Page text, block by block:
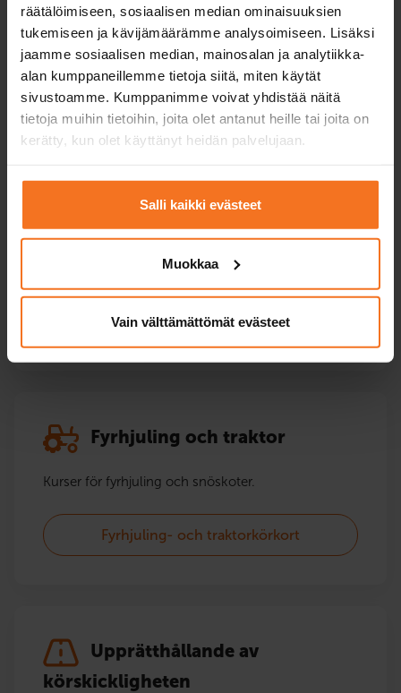
räätälöimiseen, sosiaalisen median ominaisuuksien
tukemiseen ja kävijämäärämme analysoimiseen. Lisäksi
jaamme sosiaalisen median, mainosalan ja analytiikka-
alan kumppaneillemme tietoja siitä, miten käytät
sivustoamme. Kumppanimme voivat yhdistää näitä
tietoja muihin tietoihin, joita olet antanut heille tai joita on
kerätty, kun olet käyttänyt heidän palvelujaan.
Salli kaikki evästeet
Muokkaa
Vain välttämättömät evästeet
Riskidentifieringsutbildning
Undervisningstillstånd
Moped- och mopedbilkörkort
Kurser för moped- och mopedbilutbildning.
teorilektioner året runt.
Mopedkörkort AM120
Fyrhjuling och traktor
Kurser för fyrhjuling och snöskoter.
Fyrhjuling- och traktorkörkort
Upprätthållande av
körskickligheten